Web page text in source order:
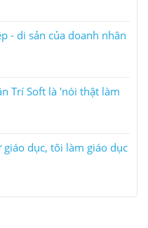
- di sản của doanh nhân
Trí Soft là 'nói thật làm
dục, tôi làm giáo dục